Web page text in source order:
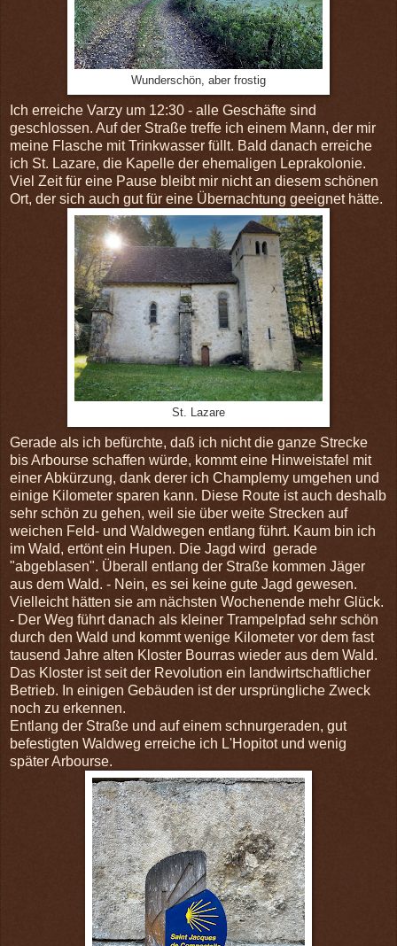
Wunderschön, aber frostig
Ich erreiche Varzy um 12:30 - alle Geschäfte sind
geschlossen. Auf der Straße treffe ich einem Mann, der mir
meine Flasche mit Trinkwasser füllt. Bald danach erreiche
ich St. Lazare, die Kapelle der ehemaligen Leprakolonie.
Viel Zeit für eine Pause bleibt mir nicht an diesem schönen
Ort, der sich auch gut für eine Übernachtung geeignet hätte.
St. Lazare
Gerade als ich befürchte, daß ich nicht die ganze Strecke
bis Arbourse schaffen würde, kommt eine Hinweistafel mit
einer Abkürzung, dank derer ich Champlemy umgehen und
einige Kilometer sparen kann. Diese Route ist auch deshalb
sehr schön zu gehen, weil sie über weite Strecken auf
weichen Feld- und Waldwegen entlang führt. Kaum bin ich
im Wald, ertönt ein Hupen. Die Jagd wird gerade
"abgeblasen". Überall entlang der Straße kommen Jäger
aus dem Wald. - Nein, es sei keine gute Jagd gewesen.
Vielleicht hätten sie am nächsten Wochenende mehr Glück.
- Der Weg führt danach als kleiner Trampelpfad sehr schön
durch den Wald und kommt wenige Kilometer vor dem fast
tausend Jahre alten Kloster Bourras wieder aus dem Wald.
Das Kloster ist seit der Revolution ein landwirtschaftlicher
Betrieb. In einigen Gebäuden ist der ursprüngliche Zweck
noch zu erkennen.
Entlang der Straße und auf einem schnurgeraden, gut
befestigten Waldweg erreiche ich L'Hopitot und wenig
später Arbourse.